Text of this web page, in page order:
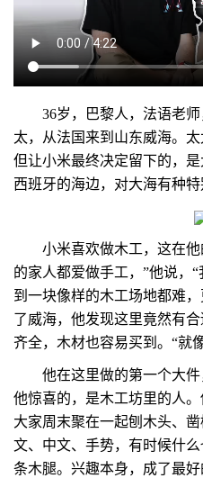
36岁，巴黎人，法语老师
太，从法国来到山东威海。
但让小米最终决定留下的，
西班牙的海边，对大海有种
小米喜欢做木工，这在他
的家人都爱做手工，”他说，
到一块像样的木工场地都难
了威海，他发现这里竟然有
齐全，木材也容易买到。“就
他在这里做的第一个大件
他惊喜的，是木工坊里的人
大家周末聚在一起刨木头、
文、中文、手势，有时候什
条木腿。兴趣本身，成了最好